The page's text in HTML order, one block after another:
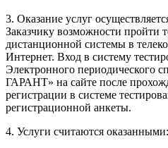
3. Оказание услуг
Заказчику возможности пройти
дистанционной системы в
Интернет. Вход в систему
Электронного периодического
ГАРАНТ» на сайте после
регистрации в системе
регистрационной анкеты.
4. Услуги считаются оказанными: